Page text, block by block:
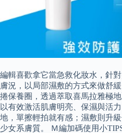
編輯喜歡拿它當急救化妝水，針
膚況，以局部濕敷的方式來做舒
捲保養圈，透過萃取喜馬拉雅極
以有效激活肌膚明亮、保濕與活
地，單擦輕拍就有感；濕敷則升
少女系膚質。 Ｍ編加碼使用小